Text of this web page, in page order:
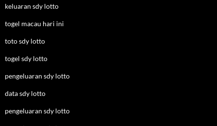
keluaran sdy lotto
togel macau hari ini
toto sdy lotto
togel sdy lotto
pengeluaran sdy lotto
data sdy lotto
pengeluaran sdy lotto